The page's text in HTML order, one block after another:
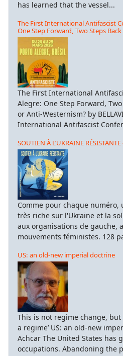
has learned that the vessel...
The First International Antifascist
One Step Forward, Two Steps Back
The First International
Alegre: One Step Forward,
or Anti-Westernism? by
International Antifascist
SOUTIEN À L’UKRAINE
Comme pour chaque numéro,
très riche sur l'Ukraine et la
aux organisations de gauche,
mouvements féministes. 128
US: an old-new imperial doctrine
This is not regime change,
a regime’ US: an old-new
Achcar The United States has
occupations. Abandoning the